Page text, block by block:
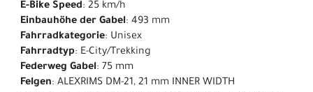
E-Bike Speed: 25 km/h
Einbauhöhe der Gabel: 493 mm
Fahrradkategorie: Unisex
Fahrradtyp: E-City/Trekking
Federweg Gabel: 75 mm
Felgen: ALEXRIMS DM-21, 21 mm INNER WIDTH